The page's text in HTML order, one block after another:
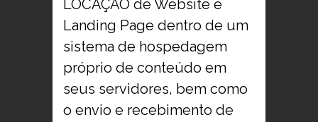
LOCAÇÃO de Website e
Landing Page dentro de um
sistema de hospedagem
próprio de conteúdo em
seus servidores, bem como
o envio e recebimento de